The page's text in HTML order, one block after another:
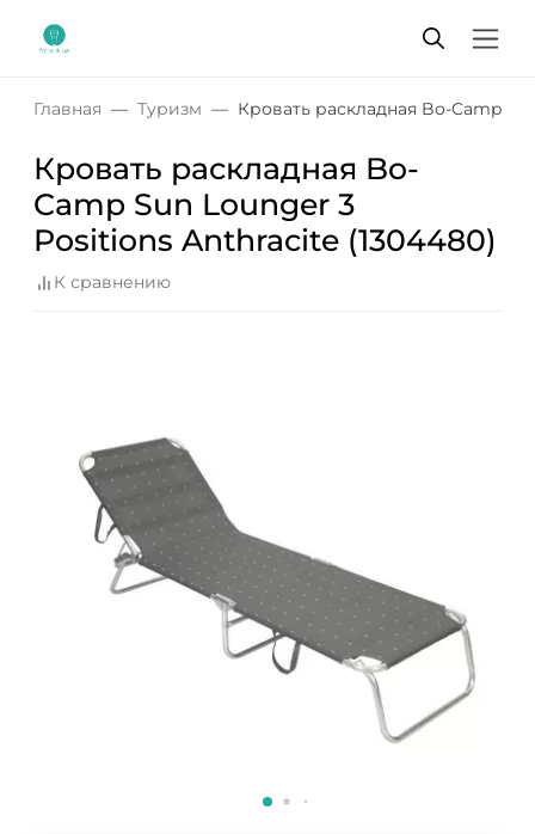
Главная Туризм Кровать раскладная Bo-Camp
Кровать раскладная Bo-
Camp Sun Lounger 3
Positions Anthracite (1304480)
К сравнению